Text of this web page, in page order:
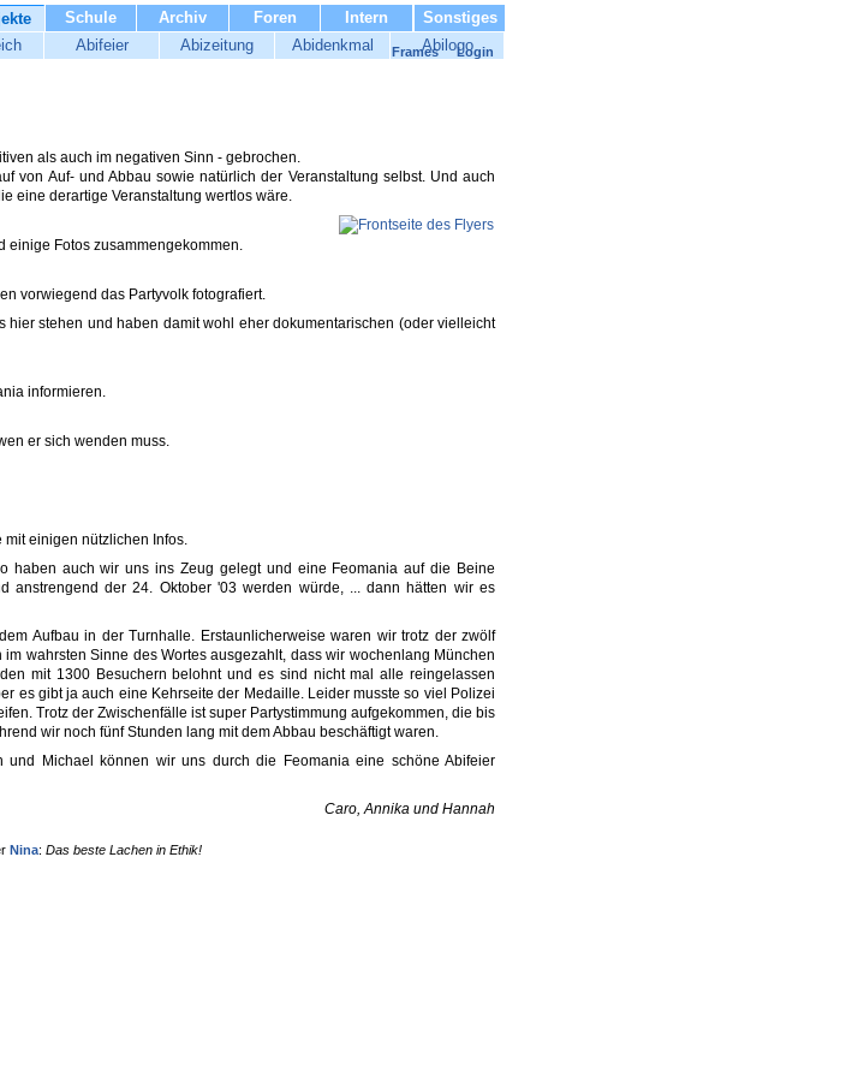
Frames Login
Schule Archiv Foren Intern
Sonstiges
Abifeier Abizeitung Abidenkmal Abilogo
als auch im negativen Sinn - gebrochen.
von Auf- und Abbau sowie natürlich der Veranstaltung selbst. Und auch
eine derartige Veranstaltung wertlos wäre.
einige Fotos zusammengekommen.
vorwiegend das Partyvolk fotografiert.
stehen und haben damit wohl eher dokumentarischen (oder vielleicht
informieren.
er sich wenden muss.
mit einigen nützlichen Infos.
haben auch wir uns ins Zeug gelegt und eine Feomania auf die Beine
anstrengend der 24. Oktober '03 werden würde, ... dann hätten wir es
Aufbau in der Turnhalle. Erstaunlicherweise waren wir trotz der zwölf
wahrsten Sinne des Wortes ausgezahlt, dass wir wochenlang München
mit 1300 Besuchern belohnt und es sind nicht mal alle reingelassen
es gibt ja auch eine Kehrseite der Medaille. Leider musste so viel Polizei
Trotz der Zwischenfälle ist super Partystimmung aufgekommen, die bis
wir noch fünf Stunden lang mit dem Abbau beschäftigt waren.
Michael können wir uns durch die Feomania eine schöne Abifeier
Caro, Annika und Hannah
Nina: Das beste Lachen in Ethik!